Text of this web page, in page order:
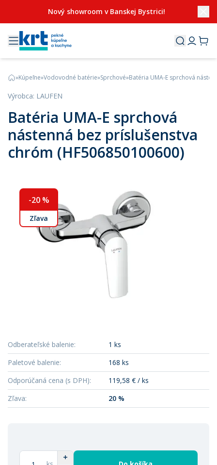
Nový showroom v Banskej Bystrici!
»Kúpeľne»Vodovodné batérie»Sprchové»Batéria UMA-E sprchová
Výrobca: LAUFEN
Batéria UMA-E sprchová
nástenná bez príslušenstva
chróm (HF506850100600)
-20%
Zľava
Odberateľské balenie:
1 ks
Paletové balenie:
168 ks
Odporúčaná cena (s DPH):
119,58 € / ks
Zľava: 20 %